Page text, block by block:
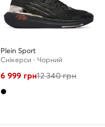
Plein Sport
Снікерcи · Чорний
6 999 грн12 340грн